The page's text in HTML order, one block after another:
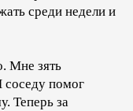
среди недели и
Мне зять
соседу помог
Теперь за